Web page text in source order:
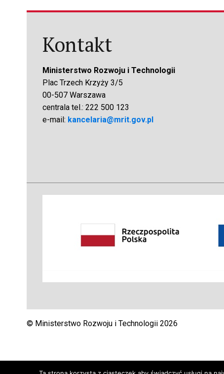
Kontakt
Ministerstwo Rozwoju i Technologii
Plac Trzech Krzyży 3/5
00-507 Warszawa
centrala tel.: 222 500 123
e-mail: kancelaria@mrit.gov.pl
© Ministerstwo Rozwoju i Technologii 2026